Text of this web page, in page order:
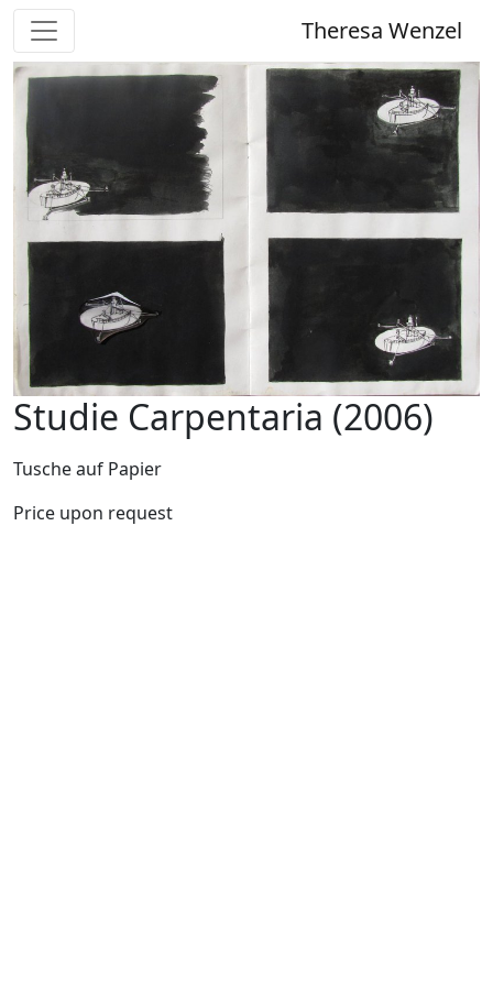
Theresa Wenzel
Studie Carpentaria (2006)
Tusche auf Papier
Price upon request